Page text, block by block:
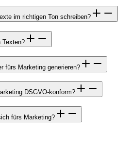
im richtigen Ton schreiben?
Texten?
fürs Marketing generieren?
DSGVO-konform?
fürs Marketing?